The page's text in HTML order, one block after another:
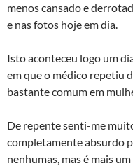
menos cansado e
e nas fotos hoje em dia.
Isto aconteceu logo um
em que o médico repetiu
bastante comum em
De repente senti-me
completamente absurdo
nenhumas, mas é mais